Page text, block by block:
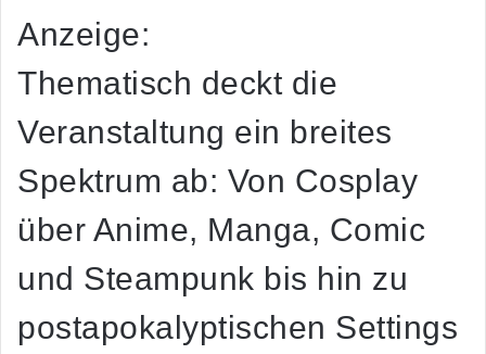
Anzeige:
Thematisch deckt die
Veranstaltung ein breites
Spektrum ab: Von Cosplay
über Anime, Manga, Comic
und Steampunk bis hin zu
postapokalyptischen Settings